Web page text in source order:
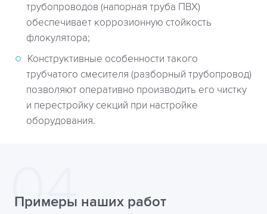
трубопроводов (напорная труба ПВХ)
обеспечивает коррозионную стойкость
флокулятора;
Конструктивные особенности такого
трубчатого смесителя (разборный трубопровод)
позволяют оперативно производить его чистку
и перестройку секций при настройке
оборудования.
Примеры наших работ